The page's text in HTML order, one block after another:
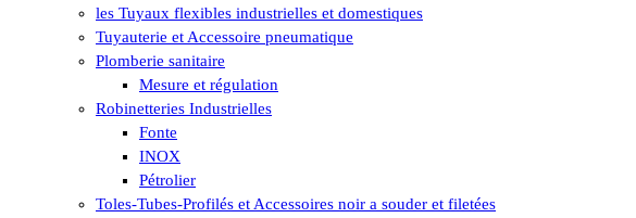
les Tuyaux flexibles industrielles et domestiques
Tuyauterie et Accessoire pneumatique
Plomberie sanitaire
Mesure et régulation
Robinetteries Industrielles
Fonte
INOX
Pétrolier
Toles-Tubes-Profilés et Accessoires noir a souder et filetées